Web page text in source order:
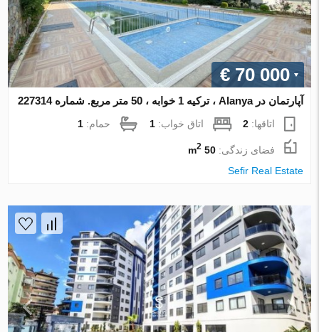
€ 70 000
آپارتمان در Alanya ، ترکیه 1 خوابه ، 50 متر مربع. شماره 227314
اتاقها:2 اتاق خواب:1 حمام:1
فضای زندگی:50 m
2
Sefir Real Estate